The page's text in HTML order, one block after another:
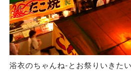
浴衣のちゃんね-とお祭りいきた